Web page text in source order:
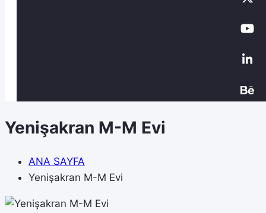
Yenişakran M-M Evi
ANA SAYFA
Yenişakran M-M Evi